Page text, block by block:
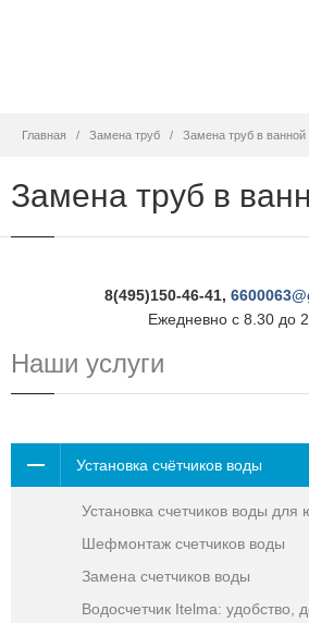
Главная Замена труб Замена труб в ванной
Замена труб в
8(495)150-46-41,
Ежедневно с 8.30 до
Наши услуги
Установка счётчиков воды
Установка счетчиков воды для
Шефмонтаж счетчиков воды
Замена счетчиков воды
Водосчетчик Itelma: удобство,